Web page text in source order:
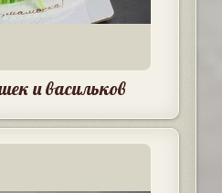
и васильков